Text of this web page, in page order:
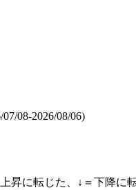
07/08-2026/08/06)
昇に転じた、↓＝下降に